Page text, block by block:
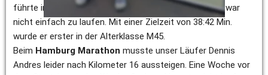
führte in Schleifen hinauf bis zum Segelflugplatz und war
nicht einfach zu laufen. Mit einer Zielzeit von 38:42 Min.
wurde er erster in der Alterklasse M45.
Beim Hamburg Marathon musste unser Läufer Dennis
Andres leider nach Kilometer 16 aussteigen. Eine Woche vor